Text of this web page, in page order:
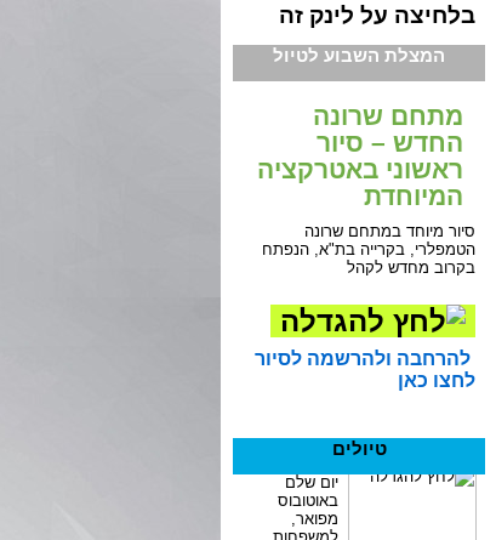
בלחיצה על לינק זה
המצלת השבוע לטיול
מתחם שרונה
החדש – סיור
ראשוני באטרקציה
המיוחדת
סיור מיוחד במתחם שרונה
הטמפלרי, בקרייה בת"א, הנפתח
בקרוב מחדש לקהל
להרחבה ולהרשמה לסיור
לחצו כאן
טיולים